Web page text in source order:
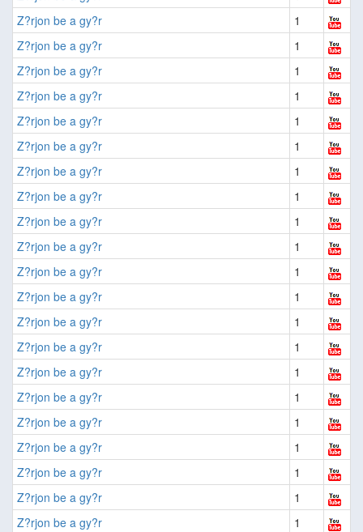
Z?rjon be a gy?r
1
Z?rjon be a gy?r
1
Z?rjon be a gy?r
1
Z?rjon be a gy?r
1
Z?rjon be a gy?r
1
Z?rjon be a gy?r
1
Z?rjon be a gy?r
1
Z?rjon be a gy?r
1
Z?rjon be a gy?r
1
Z?rjon be a gy?r
1
Z?rjon be a gy?r
1
Z?rjon be a gy?r
1
Z?rjon be a gy?r
1
Z?rjon be a gy?r
1
Z?rjon be a gy?r
1
Z?rjon be a gy?r
1
Z?rjon be a gy?r
1
Z?rjon be a gy?r
1
Z?rjon be a gy?r
1
Z?rjon be a gy?r
1
Z?rjon be a gy?r
1